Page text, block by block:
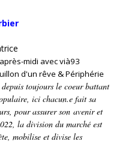
midi avec vià93
d'un rêve & Périphérie
toujours le coeur battant
ici chacun.e fait sa
pour assurer son avenir et
la division du marché est
mobilise et divise les